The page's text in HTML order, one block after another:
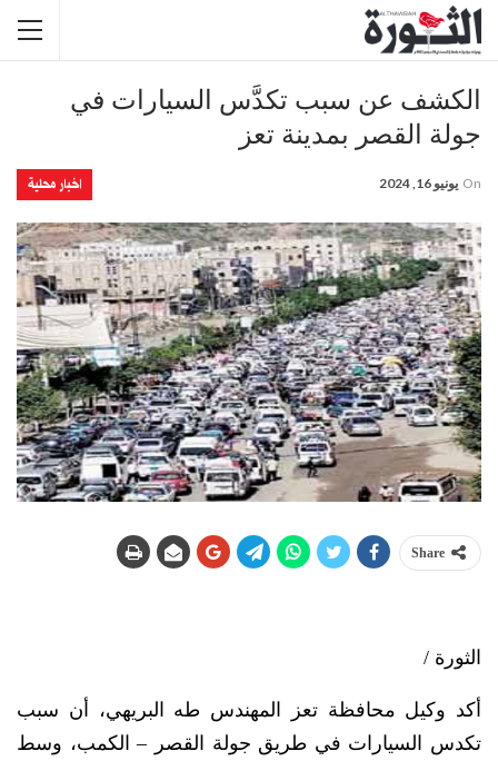
الكشف عن سبب تكدَّس السيارات في
جولة القصر بمدينة تعز
اخبار محلية On يونيو 16, 2024
Share
الثورة /
أكد وكيل محافظة تعز المهندس طه البريهي، أن سبب
تكدس السيارات في طريق جولة القصر – الكمب، وسط